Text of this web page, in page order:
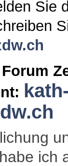
Sie
ich